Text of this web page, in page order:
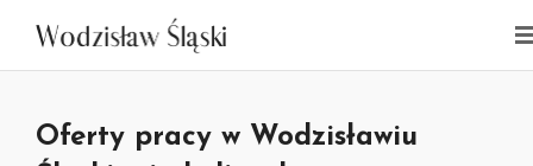
Oferty pracy w Wodzisławiu